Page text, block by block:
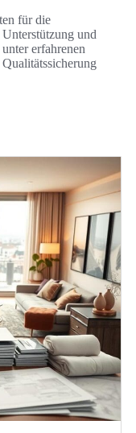
für die
und
erfahrenen